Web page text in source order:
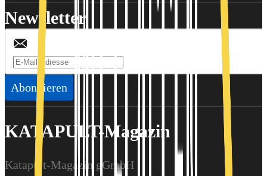
Newsletter
Abonnieren
KATAPULT-Magazin
Katapult-Magazin gGmbH